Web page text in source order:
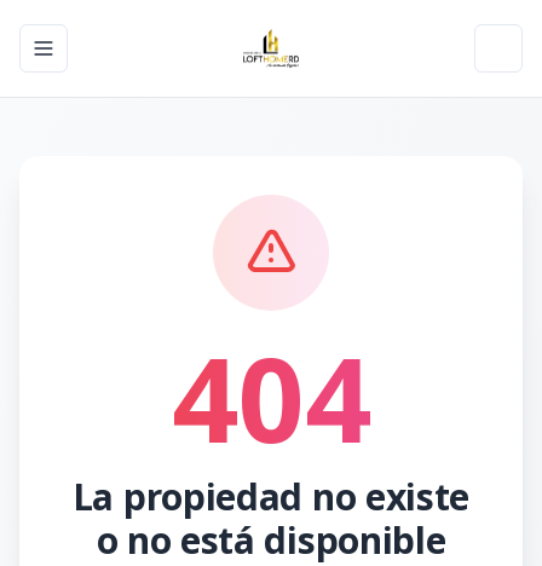
Toggle navigation menu
404
La propiedad no existe
o no está disponible